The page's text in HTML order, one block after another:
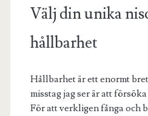
Välj din unika
hållbarhet
Hållbarhet är ett enormt
misstag jag ser är att
För att verkligen fånga och